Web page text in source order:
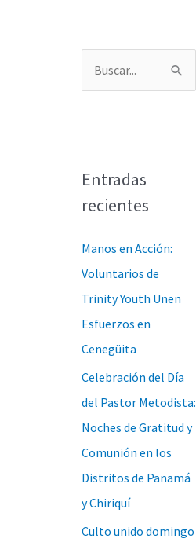
a
r
o
r
:
Entradas
recientes
Manos en Acción:
Voluntarios de
Trinity Youth Unen
Esfuerzos en
Cenegüita
Celebración del Día
del Pastor Metodista:
Noches de Gratitud y
Comunión en los
Distritos de Panamá
y Chiriquí
Culto unido domingo